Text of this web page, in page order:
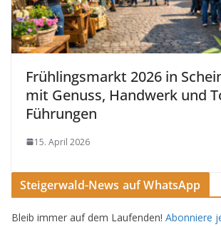
Frühlingsmarkt 2026 in
mit Genuss, Handwerk und
Führungen
15. April 2026
Steigerwald-News auf WhatsApp
Bleib immer auf dem Laufenden! Abonniere